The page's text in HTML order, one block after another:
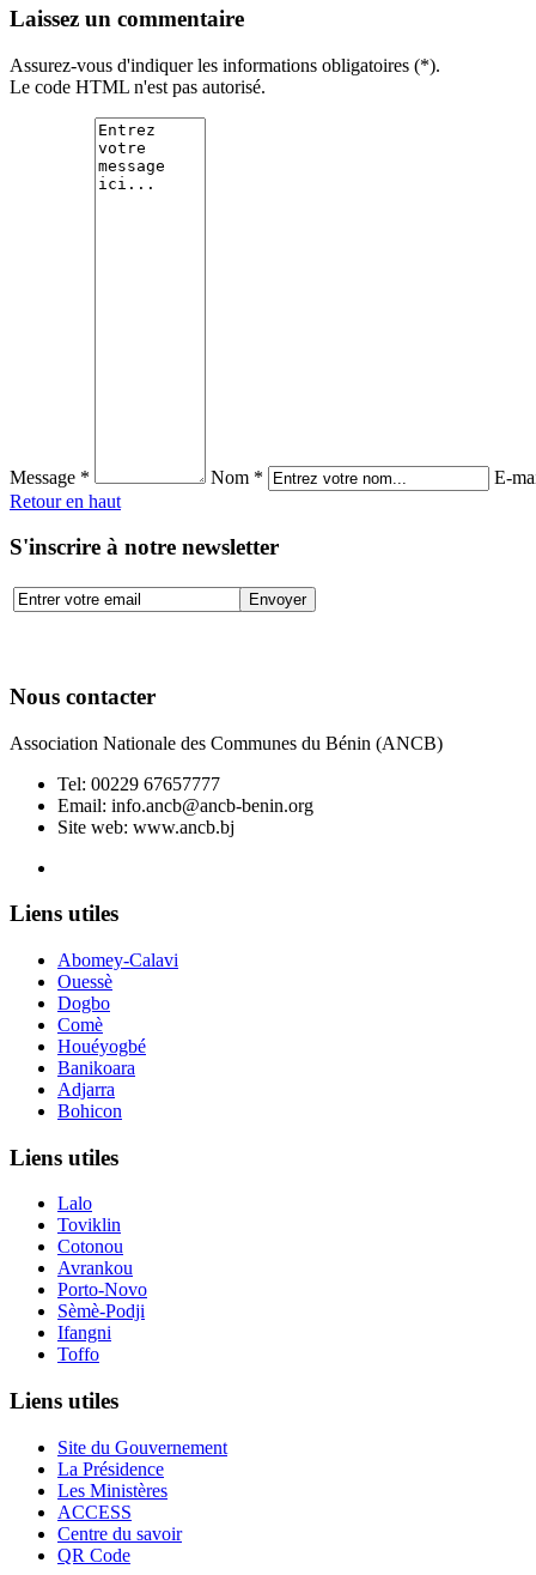
Laissez un commentaire
Assurez-vous d'indiquer les informations obligatoires (*).
Le code HTML n'est pas autorisé.
Message * Nom *
E-
Retour en haut
S'inscrire à notre newsletter
Nous contacter
Association Nationale des Communes du Bénin (ANCB)
Tel: 00229 67657777
Email: info.ancb@ancb-benin.org
Site web: www.ancb.bj
Liens utiles
Abomey-Calavi
Ouessè
Dogbo
Comè
Houéyogbé
Banikoara
Adjarra
Bohicon
Liens utiles
Lalo
Toviklin
Cotonou
Avrankou
Porto-Novo
Sèmè-Podji
Ifangni
Toffo
Liens utiles
Site du Gouvernement
La Présidence
Les Ministères
ACCESS
Centre du savoir
QR Code